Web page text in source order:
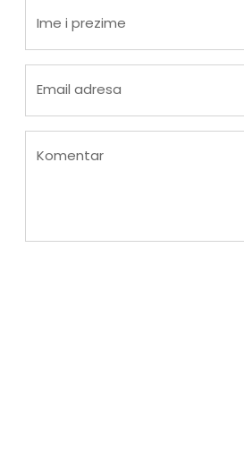
Ime i prezime
Email adresa
Komentar